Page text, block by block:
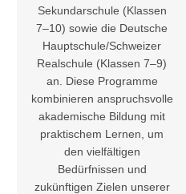
Sekundarschule (Klassen
7–10) sowie die Deutsche
Hauptschule/Schweizer
Realschule (Klassen 7–9)
an. Diese Programme
kombinieren anspruchsvolle
akademische Bildung mit
praktischem Lernen, um
den vielfältigen
Bedürfnissen und
zukünftigen Zielen unserer